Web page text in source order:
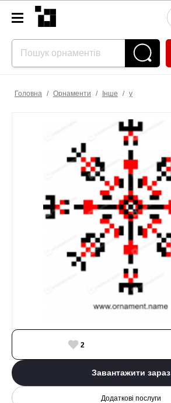
Головна / Орнаменти / Інше / у
2
Завантажити зараз
Додаткові послуги